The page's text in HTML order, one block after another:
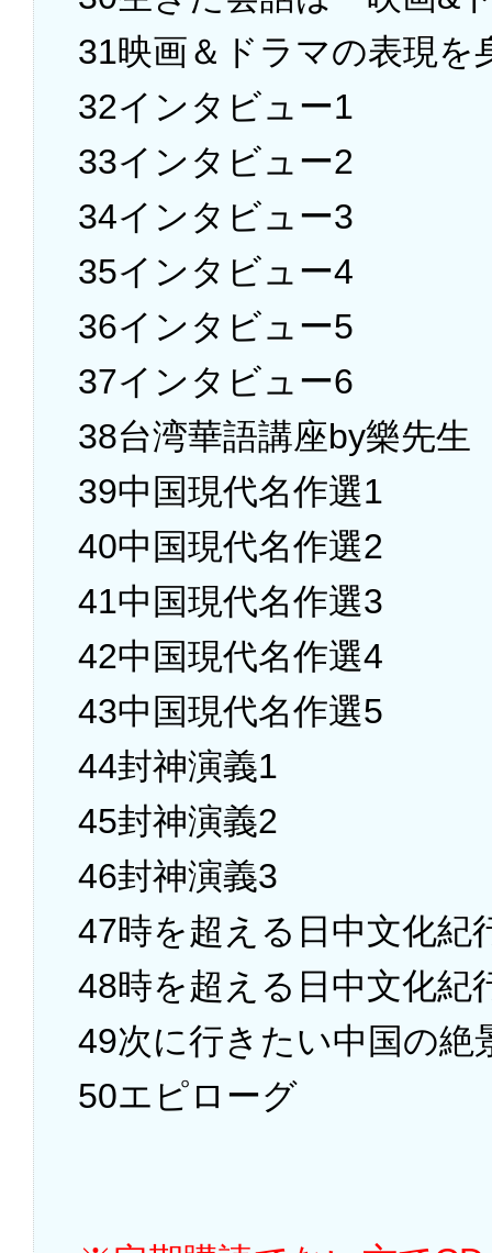
31映画＆ドラマの表現を
32インタビュー1
33インタビュー2
34インタビュー3
35インタビュー4
36インタビュー5
37インタビュー6
38台湾華語講座by樂先生
39中国現代名作選1
40中国現代名作選2
41中国現代名作選3
42中国現代名作選4
43中国現代名作選5
44封神演義1
45封神演義2
46封神演義3
47時を超える日中文化紀
48時を超える日中文化紀
49次に行きたい中国の絶
50エピローグ